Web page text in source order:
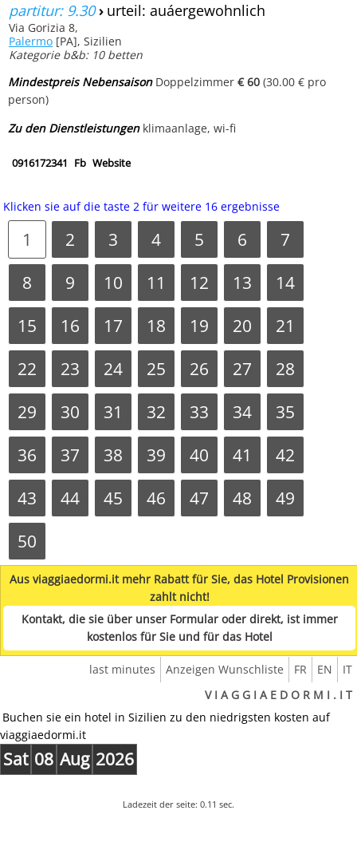
partitur: 9.30› urteil: auáergewohnlich
Via Gorizia 8,
Palermo [PA], Sizilien
Kategorie b&b: 10 betten
Mindestpreis NebensaisonDoppelzimmer€ 60 (30.00 € pro
person)
Zu den Dienstleistungenklimaanlage, wi-fi
0916172341 Fb Website
Klicken sie auf die taste 2 für weitere 16 ergebnisse
1 2 3 4 5 6
7
8
9 10 11 12 13
14
15
16 17 18 19 20
21
22
23 24 25 26 27
28
29
30 31 32 33 34
35
36
37 38 39 40 41
42
43
44 45 46 47 48
49
50
Aus viaggiaedormi.it mehr Rabatt für Sie, das Hotel Provisionen
zahlt nicht!
Kontakt, die sie über unser Formular oder direkt, ist immer
kostenlos für Sie und für das Hotel
IT
EN
FR
Anzeigen Wunschliste
last minutes
V I A G G I A E D O R M I . I T
Buchen sie ein hotel in Sizilien zu den niedrigsten kosten auf
viaggiaedormi.it
Sat 08 Aug 2026
Ladezeit der seite: 0.11 sec.